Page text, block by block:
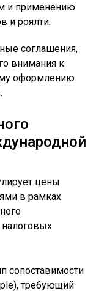
и применению
и роялти.
соглашения,
внимания к
оформлению
цены
в рамках
сопоставимости
требующий